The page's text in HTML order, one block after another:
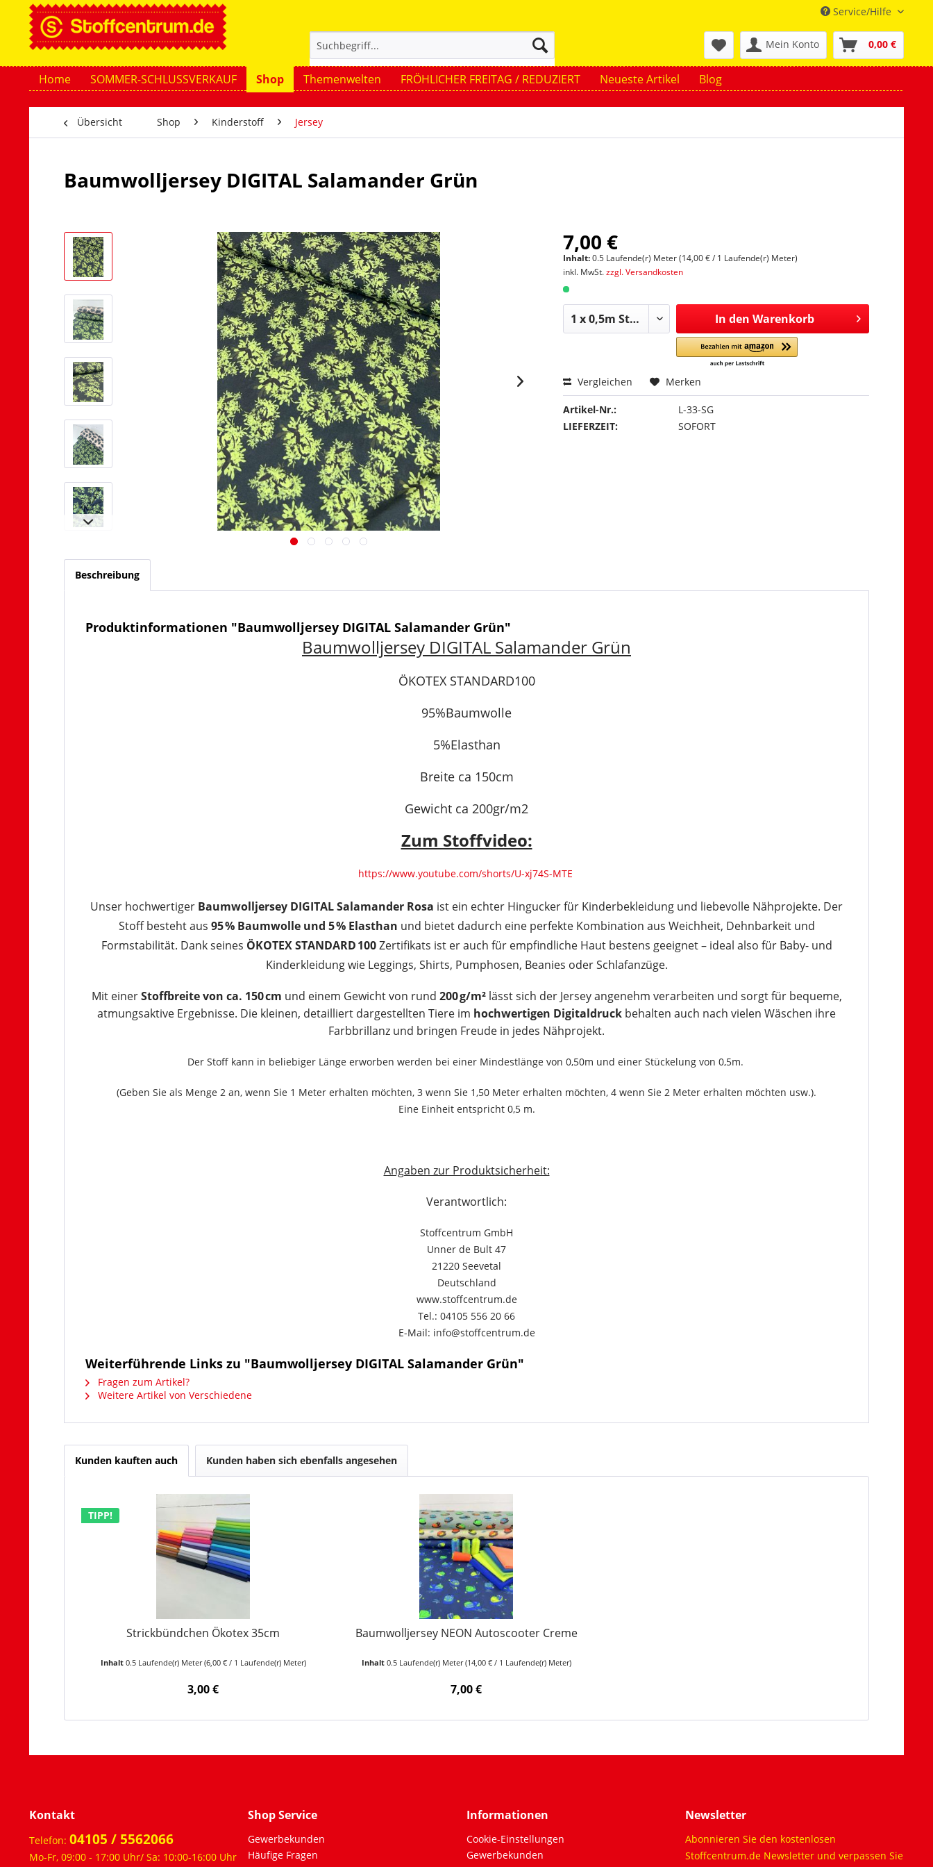
Service/Hilfe
Mein Konto 0,00 €
Home SOMMER-SCHLUSSVERKAUF Shop Themenwelten FRÖHLICHER FREITAG / REDUZIERT Neueste Artikel Blog
Übersicht Shop Kinderstoff Jersey
Baumwolljersey DIGITAL Salamander Grün
7,00 €
Inhalt:0.5 Laufende(r) Meter (14,00 € / 1 Laufende(r) Meter)
inkl. MwSt.zzgl. Versandkosten
In den Warenkorb
Vergleichen Merken
Artikel-Nr.:
L-33-SG
LIEFERZEIT:
SOFORT
Beschreibung
Produktinformationen "Baumwolljersey DIGITAL Salamander Grün"
Baumwolljersey DIGITAL Salamander Grün
ÖKOTEX STANDARD100
95%Baumwolle
5%Elasthan
Breite ca 150cm
Gewicht ca 200gr/m2
Zum Stoffvideo:
https://www.youtube.com/shorts/U-xj74S-MTE
Unser hochwertiger Baumwolljersey DIGITAL Salamander Rosa ist ein echter Hingucker für Kinderbekleidung und liebevolle Nähprojekte. Der
Stoff besteht aus 95 % Baumwolle und 5 % Elasthan und bietet dadurch eine perfekte Kombination aus Weichheit, Dehnbarkeit und
Formstabilität. Dank seines ÖKOTEX STANDARD 100Zertifikats ist er auch für empfindliche Haut bestens geeignet – ideal also für Baby- und
Kinderkleidung wie Leggings, Shirts, Pumphosen, Beanies oder Schlafanzüge.
Mit einerStoffbreite von ca. 150 cm und einem Gewicht von rund 200 g/m²lässt sich der Jersey angenehm verarbeiten und sorgt für bequeme,
atmungsaktive Ergebnisse. Die kleinen, detailliert dargestellten Tiere im hochwertigen Digitaldruck behalten auch nach vielen Wäschen ihre
Farbbrillanz und bringen Freude in jedes Nähprojekt.
Der Stoff kann in beliebiger Länge erworben werden bei einer Mindestlänge von 0,50m und einer Stückelung von 0,5m.
(Geben Sie als Menge 2 an, wenn Sie 1 Meter erhalten möchten, 3 wenn Sie 1,50 Meter erhalten möchten, 4 wenn Sie 2 Meter erhalten möchten usw.).
Eine Einheit entspricht 0,5 m.
Angaben zur Produktsicherheit:
Verantwortlich:
Stoffcentrum GmbH
Unner de Bult 47
21220 Seevetal
Deutschland
www.stoffcentrum.de
Tel.: 04105 556 20 66
E-Mail: info@stoffcentrum.de
Weiterführende Links zu "Baumwolljersey DIGITAL Salamander Grün"
Fragen zum Artikel?
Weitere Artikel von Verschiedene
Kunden kauften auch Kunden haben sich ebenfalls angesehen
TIPP!
Strickbündchen Ökotex 35cm
Inhalt 0.5 Laufende(r) Meter(6,00 € / 1 Laufende(r) Meter)
3,00 €
Baumwolljersey NEON Autoscooter Creme
Inhalt 0.5 Laufende(r) Meter(14,00 € / 1 Laufende(r) Meter)
7,00 €
Kontakt
Telefon: 04105 / 5562066
Mo-Fr, 09:00 - 17:00 Uhr/ Sa: 10:00-16:00 Uhr
Shop Service
Gewerbekunden
Häufige Fragen
Informationen
Cookie-Einstellungen
Gewerbekunden
Newsletter
Abonnieren Sie den kostenlosen
Stoffcentrum.de Newsletter und verpassen Sie